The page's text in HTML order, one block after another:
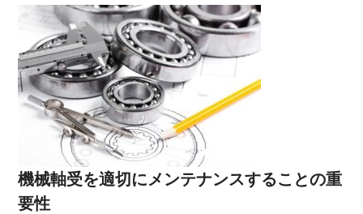
機械軸受を適切にメンテナンスすることの重
要性